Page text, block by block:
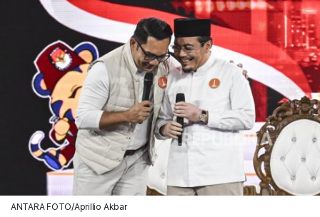
ANTARA FOTO/Aprillio Akbar